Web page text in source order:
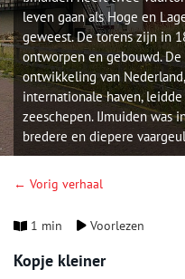
leven gaan als Hoge en
geweest. De torens zijn in
ontworpen en gebouwd.
ontwikkeling van
internationale haven,
zeeschepen. IJmuiden was
bredere en diepere
← Vorig verhaal
1 min Voorlezen
Kopje kleiner